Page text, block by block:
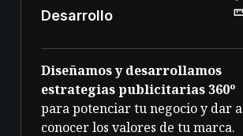
Desarrollo
Diseñamos y desarrollamos
estrategias publicitarias 360º
para potenciar tu negocio y dar a
conocer los valores de tu marca.